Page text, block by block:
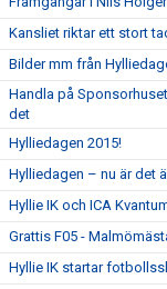
Kansliet riktar ett stort
Bilder mm från
Handla på
det
Hylliedagen 2015!
Hylliedagen – nu är det
Hyllie IK och ICA
Grattis F05 -
Hyllie IK startar